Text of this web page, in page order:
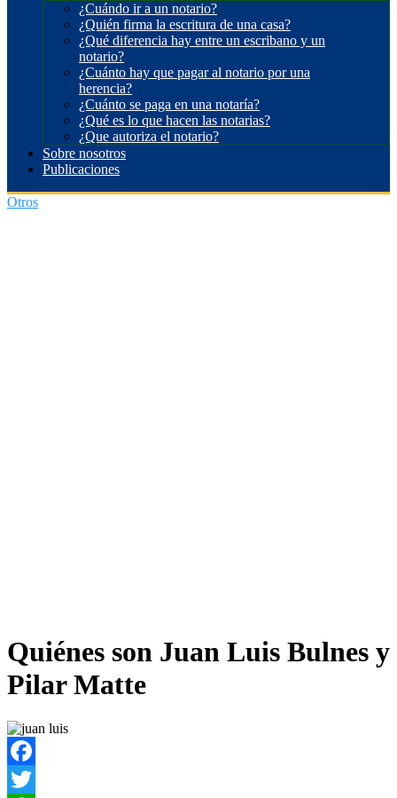
¿Cuándo ir a un notario?
¿Quién firma la escritura de una casa?
¿Qué diferencia hay entre un escribano y un
notario?
¿Cuánto hay que pagar al notario por una
herencia?
¿Cuánto se paga en una notaría?
¿Qué es lo que hacen las notarias?
¿Que autoriza el notario?
Sobre nosotros
Publicaciones
Otros
Quiénes son Juan Luis Bulnes y
Pilar Matte
Facebook